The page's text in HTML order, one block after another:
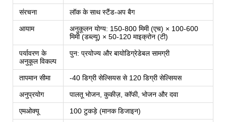
संरचना लॉक के साथ स्टैंड-अप बैग
आयाम
अनुकूलन योग्य: 150-800 मिमी (एच) × 100-600
मिमी (डब्ल्यू) × 50-120 माइक्रोन (टी)
पर्यावरण के
अनुकूल विकल्प
पुन: प्रयोज्य और बायोडिग्रेडेबल सामग्री
तापमान सीमा -40 डिग्री सेल्सियस से 120 डिग्री सेल्सियस
अनुप्रयोग पालतू भोजन, कुकीज़, कॉफी, भोजन और दवा
एमओक्यू 100 टुकड़े (मानक डिजाइन)